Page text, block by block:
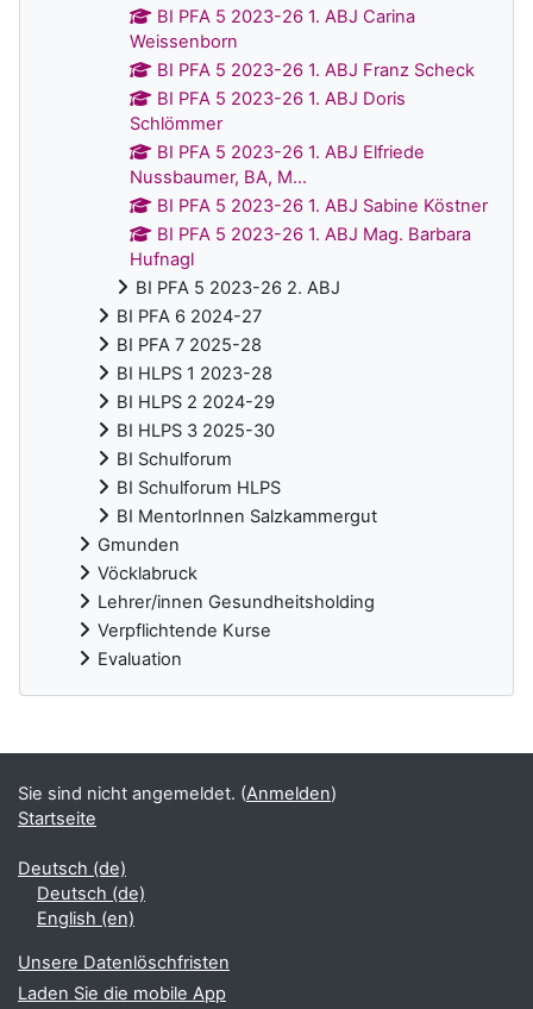
BI PFA 5 2023-26 1. ABJ Carina
Weissenborn
BI PFA 5 2023-26 1. ABJ Franz Scheck
BI PFA 5 2023-26 1. ABJ Doris
Schlömmer
BI PFA 5 2023-26 1. ABJ Elfriede
Nussbaumer, BA, M...
BI PFA 5 2023-26 1. ABJ Sabine Köstner
BI PFA 5 2023-26 1. ABJ Mag. Barbara
Hufnagl
BI PFA 5 2023-26 2. ABJ
BI PFA 6 2024-27
BI PFA 7 2025-28
BI HLPS 1 2023-28
BI HLPS 2 2024-29
BI HLPS 3 2025-30
BI Schulforum
BI Schulforum HLPS
BI MentorInnen Salzkammergut
Gmunden
Vöcklabruck
Lehrer/innen Gesundheitsholding
Verpflichtende Kurse
Evaluation
Ergänzungsblöcke
Sie sind nicht angemeldet. (Anmelden)
Startseite
Deutsch ‎(de)‎
Deutsch ‎(de)‎
English ‎(en)‎
Unsere Datenlöschfristen
Laden Sie die mobile App